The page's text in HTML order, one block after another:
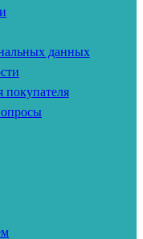
данных
покупателя